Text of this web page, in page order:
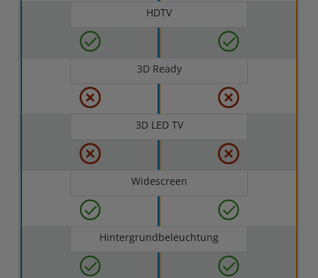
HDTV
3D Ready
3D LED TV
Widescreen
Hintergrundbeleuchtung